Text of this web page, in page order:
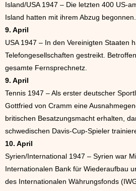
Island/USA 1947 – Die letzten 400 US-
Island hatten mit ihrem Abzug begonnen.
9. April
USA 1947 – In den Vereinigten Staaten
Telefongesellschaften gestreikt.
gesamte Fernsprechnetz.
9. April
Tennis 1947 – Als erster deutscher
Gottfried von Cramm eine
britischen Besatzungsmacht erhalten,
schwedischen Davis-Cup-Spieler
10. April
Syrien/International 1947 – Syrien war
Internationalen Bank für Wiederaufbau
des Internationalen Währungsfonds